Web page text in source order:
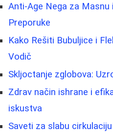
Anti-Age Nega za
Preporuke
Kako Rešiti Bubuljice i
Vodič
Skljoctanje zglobova:
Zdrav način ishrane i
iskustva
Saveti za slabu